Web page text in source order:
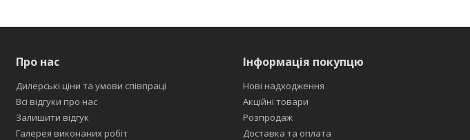
Про нас
Дилерські ціни та умови співпраці
Всі відгуки про нас
Залишити відгук
Галерея виконаних робіт
Інформація покупцю
Нові надходження
Акційні товари
Розпродаж
Доставка та оплата